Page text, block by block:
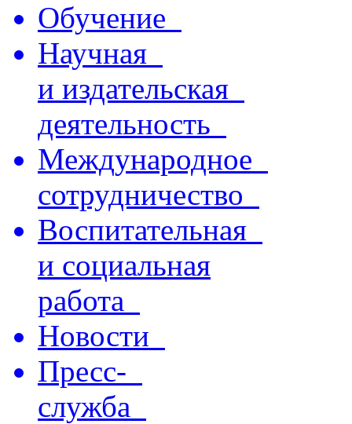
Обучение
Научная
и издательская
деятельность
Международное
сотрудничество
Воспитательная
и социальная
работа
Новости
Пресс-
служба